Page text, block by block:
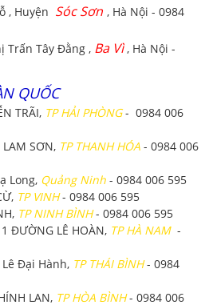
, Huyện Sóc Sơn , Hà Nội - 0984
Trấn Tây Đằng , Ba Vì , Hà Nội -
QUỐC
TRÃI, TP HẢI PHÒNG- 0984 006
SƠN, TP THANH HÓA - 0984 006
Long, Quảng Ninh - 0984 006 595
TP VINH- 0984 006 595
TP NINH BÌNH- 0984 006 595
ĐƯỜNG LÊ HOÀN, TP HÀ NAM -
Lê Đại Hành, TP THÁI BÌNH- 0984
LAN, TP HÒA BÌNH- 0984 006